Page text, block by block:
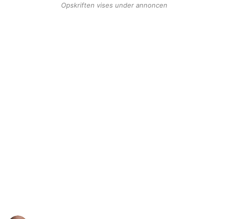
Opskriften vises under annoncen